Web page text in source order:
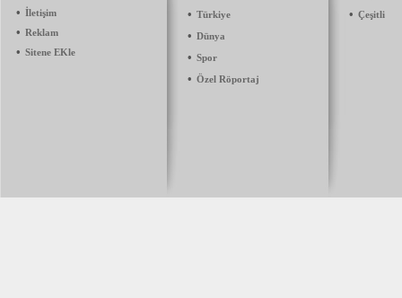
• İletişim
• Reklam
• Sitene EKle
• Türkiye
• Dünya
• Spor
• Özel Röportaj
• Çeşitli